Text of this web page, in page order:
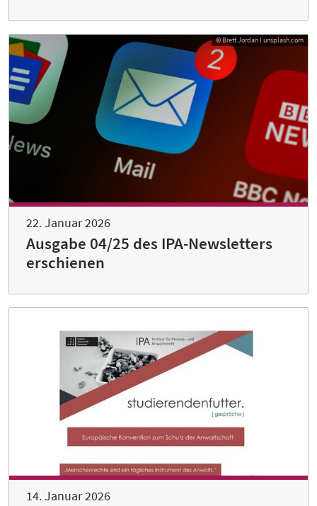
© Brett Jordan I unsplash.com
22. Januar 2026
Ausgabe 04/25 des IPA-Newsletters
erschienen
14. Januar 2026